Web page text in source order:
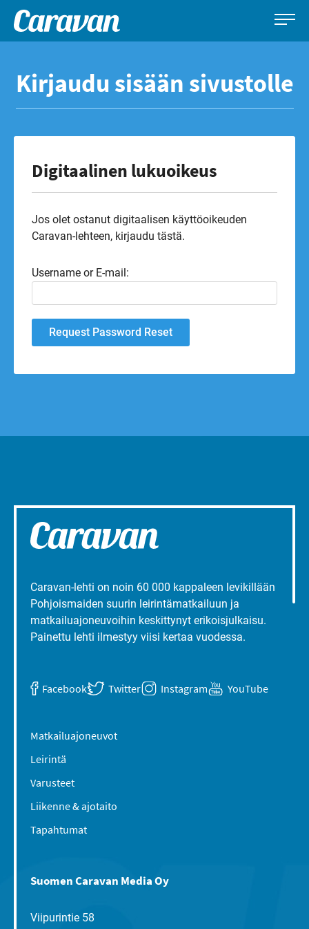
sisältöön
Caravan-
Leirintämatkailun
Kirjaudu sisään sivustolle
Digitaalinen lukuoikeus
Jos olet ostanut digitaalisen käyttöoikeuden
Caravan-lehteen, kirjaudu tästä.
Username or E-mail:
Caravan-lehti on noin 60 000 kappaleen levikillään
Pohjoismaiden suurin leirintämatkailuun ja
matkailuajoneuvoihin keskittynyt erikoisjulkaisu.
Painettu lehti ilmestyy viisi kertaa vuodessa.
Facebook Twitter Instagram YouTube
Matkailuajoneuvot
Leirintä
Varusteet
Liikenne & ajotaito
Tapahtumat
Suomen Caravan Media Oy
Viipurintie 58